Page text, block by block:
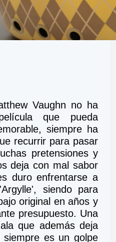
Vaughn no ha
que pueda
siempre ha
recurrir para pasar
pretensiones y
deja con mal sabor
duro enfrentarse a
siendo para
original en años y
presupuesto. Una
que además deja
siempre es un golpe